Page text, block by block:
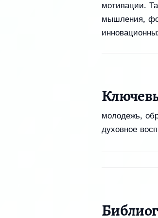
мотивации.
мышления,
молодежь,
духовное